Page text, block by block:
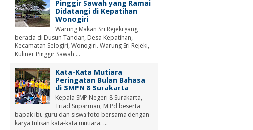
Pinggir Sawah yang Ramai
Didatangi di Kepatihan
Wonogiri
Warung Makan Sri Rejeki yang
berada di Dusun Tandan, Desa Kepatihan,
Kecamatan Selogiri, Wonogiri. Warung Sri Rejeki,
Kuliner Pinggir Sawah ...
Kata-Kata Mutiara
Peringatan Bulan Bahasa
di SMPN 8 Surakarta
Kepala SMP Negeri 8 Surakarta,
Triad Suparman, M.Pd beserta
bapak ibu guru dan siswa foto bersama dengan
karya tulisan kata-kata mutiara. ...